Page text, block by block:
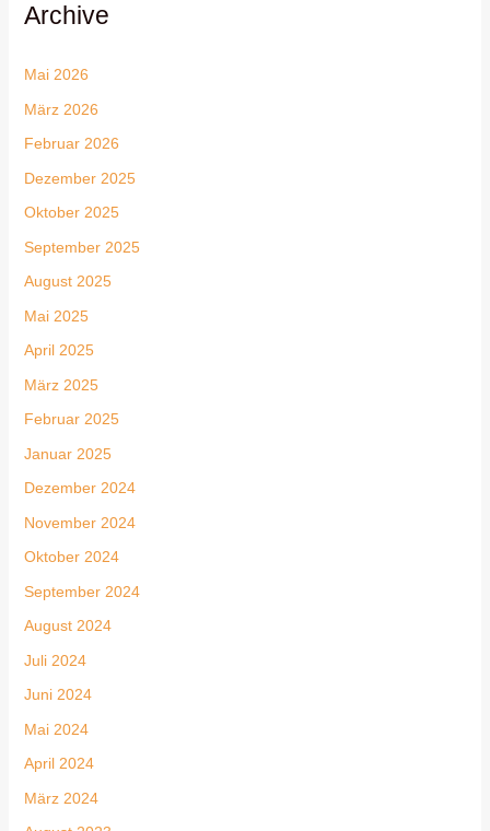
Archive
Mai 2026
März 2026
Februar 2026
Dezember 2025
Oktober 2025
September 2025
August 2025
Mai 2025
April 2025
März 2025
Februar 2025
Januar 2025
Dezember 2024
November 2024
Oktober 2024
September 2024
August 2024
Juli 2024
Juni 2024
Mai 2024
April 2024
März 2024